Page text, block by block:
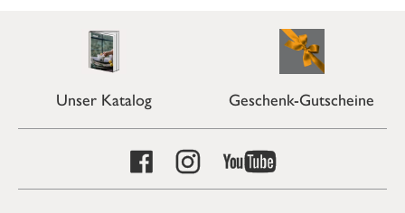
Unser Katalog Geschenk-Gutscheine